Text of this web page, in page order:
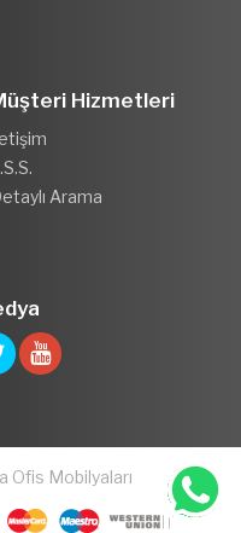
Hizmetleri
Arama
Mobilyaları